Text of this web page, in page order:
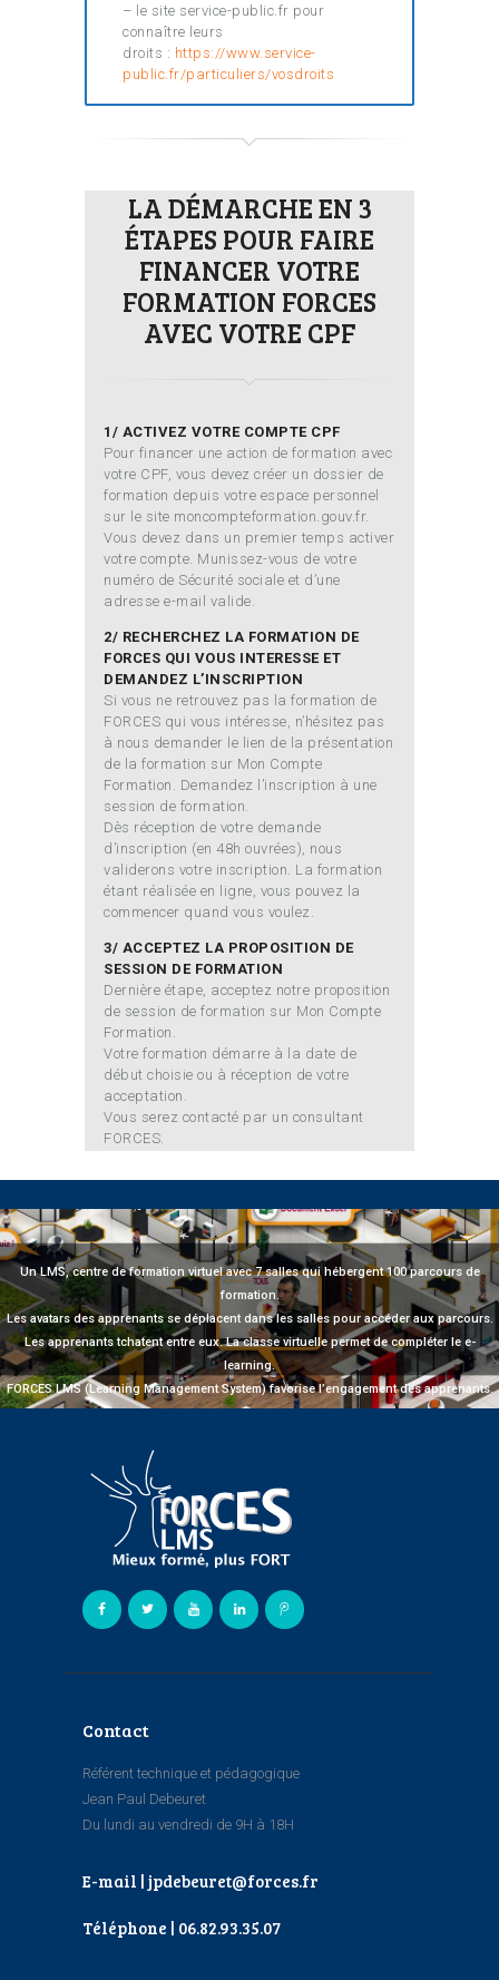
– le site service-public.fr pour
connaître leurs
droits : https://www.service-
public.fr/particuliers/vosdroits
LA DÉMARCHE EN 3
ÉTAPES POUR FAIRE
FINANCER VOTRE
FORMATION FORCES
AVEC VOTRE CPF
1/ ACTIVEZ VOTRE COMPTE CPF
Pour financer une action de formation avec
votre CPF, vous devez créer un dossier de
formation depuis votre espace personnel
sur le site moncompteformation.gouv.fr.
Vous devez dans un premier temps activer
votre compte. Munissez-vous de votre
numéro de Sécurité sociale et d’une
adresse e-mail valide.
2/ RECHERCHEZ LA FORMATION DE
FORCES QUI VOUS INTERESSE ET
DEMANDEZ L’INSCRIPTION
Si vous ne retrouvez pas la formation de
FORCES qui vous intéresse, n’hésitez pas
à nous demander le lien de la présentation
de la formation sur Mon Compte
Formation. Demandez l’inscription à une
session de formation.
Dès réception de votre demande
d’inscription (en 48h ouvrées), nous
validerons votre inscription. La formation
étant réalisée en ligne, vous pouvez la
commencer quand vous voulez.
3/ ACCEPTEZ LA PROPOSITION DE
SESSION DE FORMATION
Dernière étape, acceptez notre proposition
de session de formation sur Mon Compte
Formation.
Votre formation démarre à la date de
début choisie ou à réception de votre
acceptation.
Vous serez contacté par un consultant
FORCES.
Un LMS, centre de formation virtuel avec 7 salles qui hébergent 100 parcours de
formation.
Les avatars des apprenants se déplacent dans les salles pour accéder aux parcours.
Les apprenants tchatent entre eux. La classe virtuelle permet de compléter le e-
learning.
FORCES LMS (Learning Management System) favorise l’engagement des apprenants.
Contact
Référent technique et pédagogique
Jean Paul Debeuret
Du lundi au vendredi de 9H à 18H
E-mail | jpdebeuret@forces.fr
Téléphone | 06.82.93.35.07